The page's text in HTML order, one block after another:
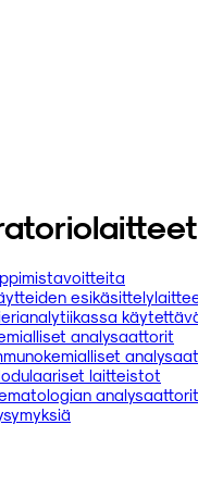
analysaattorit
laitteistot
analysaattorit